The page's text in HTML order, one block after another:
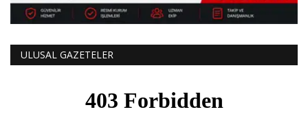
ULUSAL GAZETELER